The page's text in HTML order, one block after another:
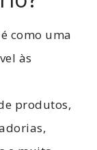
como uma
às
produtos,